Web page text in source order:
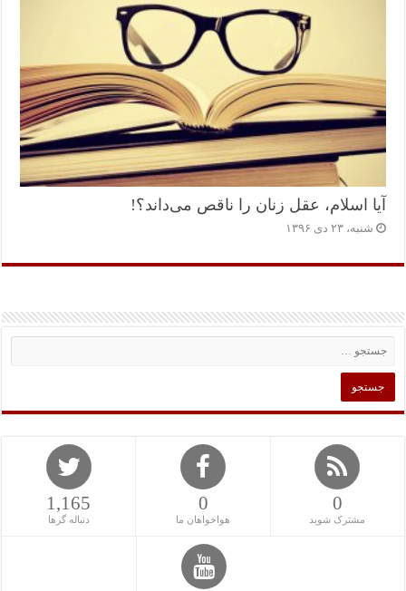
آیا اسلام، عقل زنان را ناقص می‌داند؟!
شنبه، ۲۳ دی ۱۳۹۶
0
مشترک شوید
0
هواخواهان ما
1,165
دنباله گرها